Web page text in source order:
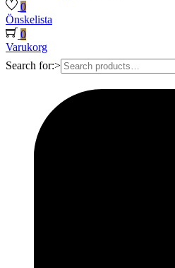
0
Önskelista
0
Varukorg
Search for:>